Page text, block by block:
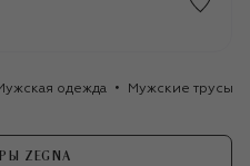
одежда Мужские трусы
ZEGNA